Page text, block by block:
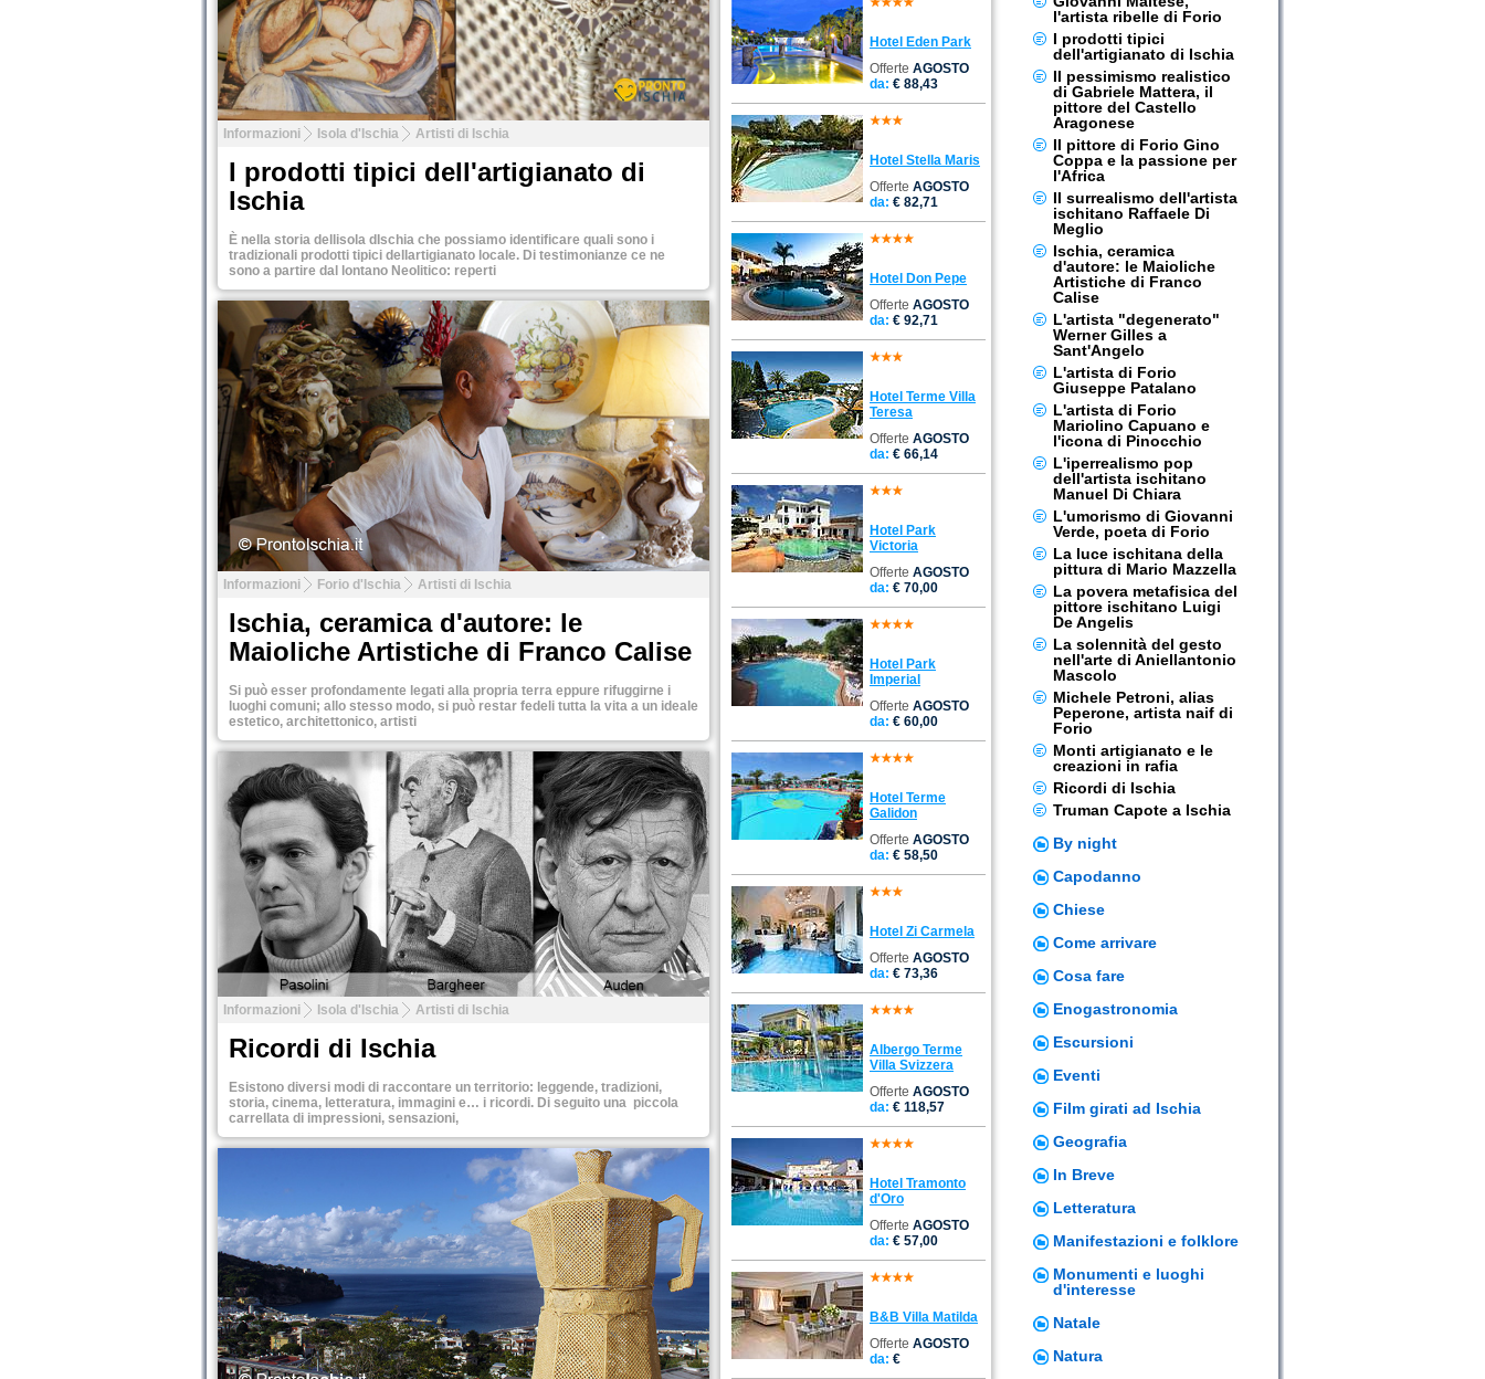
Informazioni Isola d'Ischia Artisti di Ischia
I prodotti tipici dell'artigianato di
Ischia
È nella storia dellisola dIschia che possiamo identificare quali sono i
tradizionali prodotti tipici dellartigianato locale. Di testimonianze ce ne
sono a partire dal lontano Neolitico: reperti
Tweet
Informazioni Forio d'Ischia Artisti di Ischia
Ischia, ceramica d'autore: le
Maioliche Artistiche di Franco Calise
Si può esser profondamente legati alla propria terra eppure rifuggirne i
luoghi comuni; allo stesso modo, si può restar fedeli tutta la vita a un ideale
estetico, architettonico, artisti
Tweet
Informazioni Isola d'Ischia Artisti di Ischia
Ricordi di Ischia
Esistono diversi modi di raccontare un territorio: leggende, tradizioni,
storia, cinema, letteratura, immagini e… i ricordi. Di seguito una piccola
carrellata di impressioni, sensazioni,
Hotel Eden Park
Offerte AGOSTO
da: € 88,43
Hotel Stella Maris
Offerte AGOSTO
da: € 82,71
Hotel Don Pepe
Offerte AGOSTO
da: € 92,71
Hotel Terme Villa
Teresa
Offerte AGOSTO
da: € 66,14
Hotel Park
Victoria
Offerte AGOSTO
da: € 70,00
Hotel Park
Imperial
Offerte AGOSTO
da: € 60,00
Hotel Terme
Galidon
Offerte AGOSTO
da: € 58,50
Hotel Zi Carmela
Offerte AGOSTO
da: € 73,36
Albergo Terme
Villa Svizzera
Offerte AGOSTO
da: € 118,57
Hotel Tramonto
d'Oro
Offerte AGOSTO
da: € 57,00
B&B Villa Matilda
Offerte AGOSTO
da: €
l'artista ribelle di Forio
I prodotti tipici
dell'artigianato di Ischia
Il pessimismo realistico
di Gabriele Mattera, il
pittore del Castello
Aragonese
Il pittore di Forio Gino
Coppa e la passione per
l'Africa
Il surrealismo dell'artista
ischitano Raffaele Di
Meglio
Ischia, ceramica
d'autore: le Maioliche
Artistiche di Franco
Calise
L'artista "degenerato"
Werner Gilles a
Sant'Angelo
L'artista di Forio
Giuseppe Patalano
L'artista di Forio
Mariolino Capuano e
l'icona di Pinocchio
L'iperrealismo pop
dell'artista ischitano
Manuel Di Chiara
L'umorismo di Giovanni
Verde, poeta di Forio
La luce ischitana della
pittura di Mario Mazzella
La povera metafisica del
pittore ischitano Luigi
De Angelis
La solennità del gesto
nell'arte di Aniellantonio
Mascolo
Michele Petroni, alias
Peperone, artista naif di
Forio
Monti artigianato e le
creazioni in rafia
Ricordi di Ischia
Truman Capote a Ischia
By night
Capodanno
Chiese
Come arrivare
Cosa fare
Enogastronomia
Escursioni
Eventi
Film girati ad Ischia
Geografia
In Breve
Letteratura
Manifestazioni e folklore
Monumenti e luoghi
d'interesse
Natale
Natura